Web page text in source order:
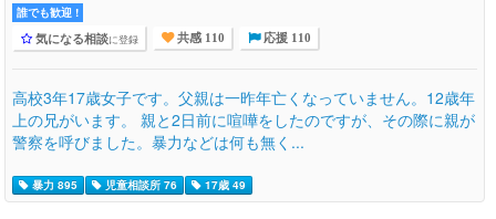
誰でも歓迎 !
気になる相談に登録 共感 110 応援 110
高校3年17歳女子です。父親は一昨年亡くなっていません。12歳年
上の兄がいます。 親と2日前に喧嘩をしたのですが、その際に親が
警察を呼びました。暴力などは何も無く...
暴力 895 児童相談所 76 17歳 49